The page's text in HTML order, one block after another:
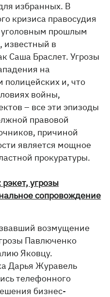
избранных. В
кризиса правосудия
прошлым
известный в
Саша Браслет. Угрозы
на
полицейских и, что
войны,
– все эти эпизоды
правовой
причиной
является мощное
прокуратуры.
угрозы
сопровождение
возмущение
Павлюченко
Яковцу.
Дарья Журавель
телефонного
бизнес-